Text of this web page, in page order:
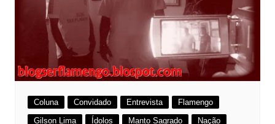
Coluna Convidado Entrevista
Flamengo
Gilson Lima
Ídolos Manto Sagrado
Nação